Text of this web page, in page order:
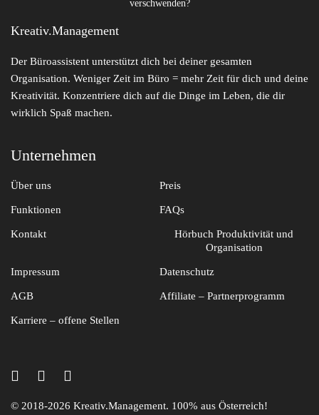
Name, E-Mail-Adresse und Website in diesem Browser für
Kreativ.Management
Der Büroassistent unterstützt dich bei deiner gesamten
Organisation. Weniger Zeit im Büro = mehr Zeit für dich und deine
Kreativität. Konzentriere dich auf die Dinge im Leben, die dir
wirklich Spaß machen.
Unternehmen
Über uns Preis
Funktionen FAQs
Kontakt
Hörbuch Produktivität und
Organisation
Impressum Datenschutz
AGB Affiliate – Partnerprogramm
Karriere – offene Stellen
© 2018-2026 Kreativ.Management. 100% aus Österreich!